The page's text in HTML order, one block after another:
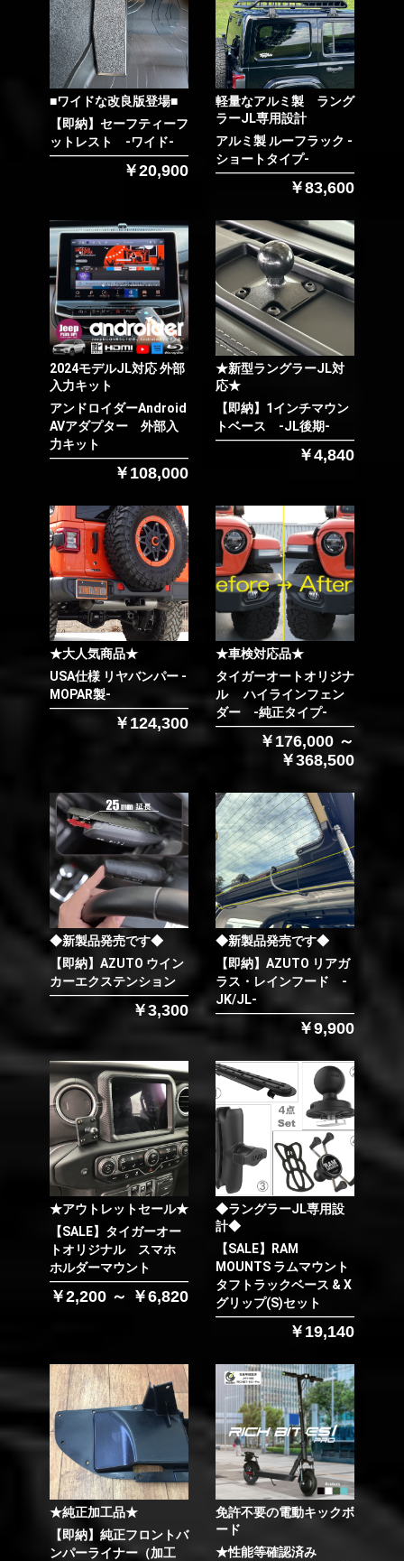
お買い物を続ける
カートへ進む
■ワイドな改良版登場■
【即納】セーフティーフ
ットレスト -ワイド-
￥20,900
軽量なアルミ製 ラング
ラーJL専用設計
アルミ製 ルーフラック -
ショートタイプ-
￥83,600
2024モデルJL対応 外部
入力キット
アンドロイダーAndroid
AVアダプター 外部入
力キット
￥108,000
★新型ラングラーJL対
応★
【即納】1インチマウン
トベース -JL後期-
￥4,840
★大人気商品★
USA仕様 リヤバンパー -
MOPAR製-
￥124,300
★車検対応品★
タイガーオートオリジナ
ル ハイラインフェン
ダー -純正タイプ-
￥176,000 ～
￥368,500
◆新製品発売です◆
【即納】AZUTO ウイン
カーエクステンション
￥3,300
◆新製品発売です◆
【即納】AZUTO リアガ
ラス・レインフード -
JK/JL-
￥9,900
★アウトレットセール★
【SALE】タイガーオー
トオリジナル スマホ
ホルダーマウント
￥2,200 ～ ￥6,820
◆ラングラーJL専用設
計◆
【SALE】RAM
MOUNTS ラムマウント
タフトラックベース & X
グリップ(S)セット
￥19,140
★純正加工品★
【即納】純正フロントバ
ンパーライナー（加工
免許不要の電動キックボ
ード
★性能等確認済み